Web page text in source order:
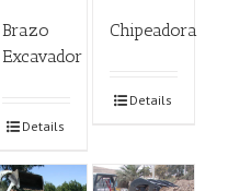
Brazo
Excavador
Details
Chipeadora
Details